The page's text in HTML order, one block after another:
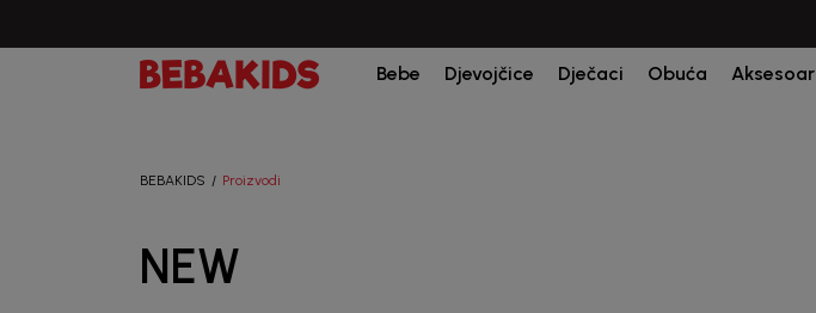
Bebe Djevojčice Dječaci Obuća Aksesoar
BEBAKIDS Proizvodi
NEW